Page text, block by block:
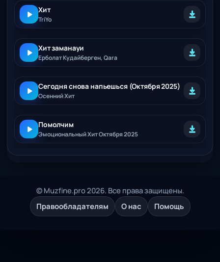
Хит
TriYo
Хит заманауи
Ерболат Кудайберген, Qara
Сегодня снова напьешься (Октября 2025)
Осенний Хит
Помолчим
Эмоциональный Хит Октября 2025
© Muzfine.pro 2026. Все права защищены.
Правообладателям
О нас Помощь